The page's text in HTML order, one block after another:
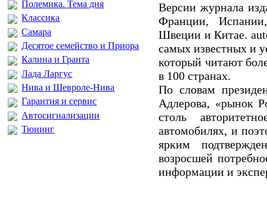
Полемика. Тема дня
Классика
Самара
Десятое семейство и Приора
Калина и Гранта
Лада Ларгус
Нива и Шевроле-Нива
Гарантия и сервис
Автосигнализации
Тюнинг
Версии журнала
Франции,
Швеции и Китае.
самых известных и
который читают
в 100 странах.
По словам
Адлерова, «рынок
столь
автомобилях, и
ярким
возросшей
информации и